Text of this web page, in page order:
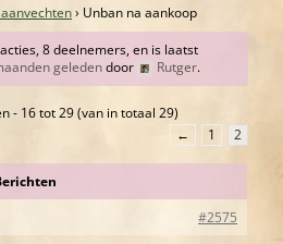
› Unban na aankoop
8 deelnemers, en is laatst
geledendoor Rutger.
- 16 tot 29 (van in totaal 29)
←
1 2
#2575